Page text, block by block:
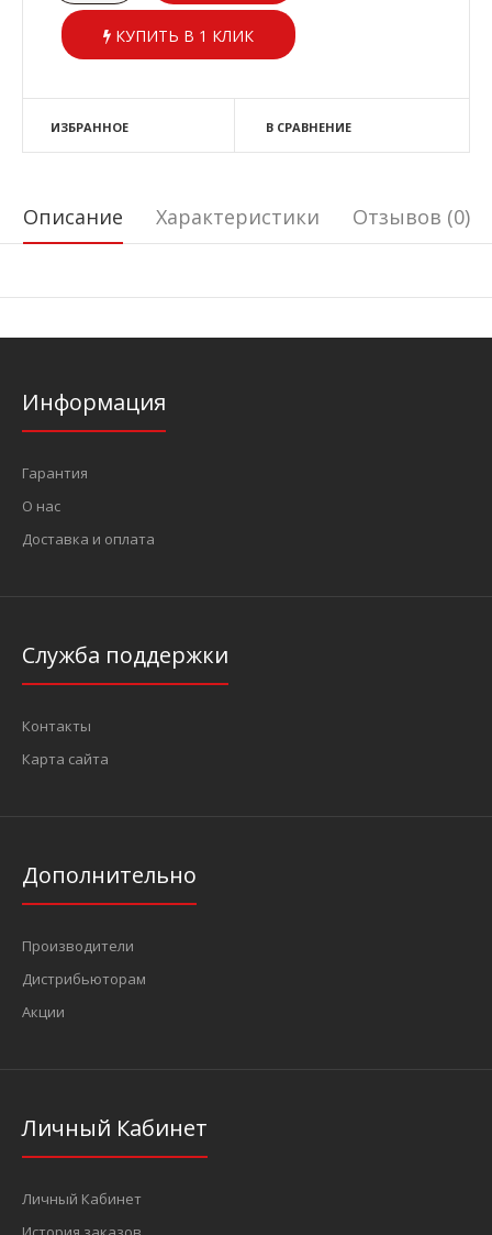
КУПИТЬ В 1 КЛИК
ИЗБРАННОЕ В СРАВНЕНИЕ
Описание Характеристики Отзывов (0)
Информация
Гарантия
О нас
Доставка и оплата
Служба поддержки
Контакты
Карта сайта
Дополнительно
Производители
Дистрибьюторам
Акции
Личный Кабинет
Личный Кабинет